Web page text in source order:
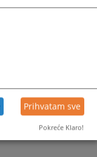
Prihvatam sve
Pokreće Klaro!